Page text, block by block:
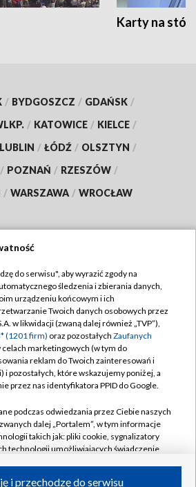
Karty na
/ BYDGOSZCZ / GDAŃSK /
/ KATOWICE / KIELCE /
LUBLIN / ŁÓDŹ / OLSZTYN /
/ POZNAŃ / RZESZÓW /
/ WARSZAWA / WROCŁAW
TVP
TVP
Cyfrowa
Regulamin TVP
prywatności
Moje zgody
Pomoc
Kontakt
Kanały
do serwisu", aby wyrazić zgody na
śledzenia i zbierania danych,
urządzeniu końcowym i ich
Twoich danych osobowych przez
w likwidacji (zwaną dalej również „TVP”),
(1201 firm) oraz pozostałych Zaufanych
celach marketingowych (w tym do
reklam do Twoich zainteresowań i
pozostałych, które wskazujemy poniżej, a
przez nas identyfikatora PPID do Google.
podczas odwiedzania przez Ciebie naszych
zwanych dalej „Portalem”, w tym informacje
takich jak: pliki cookie, sygnalizatory
technologii umożliwiających świadczenie
i przechodzę do serwisu